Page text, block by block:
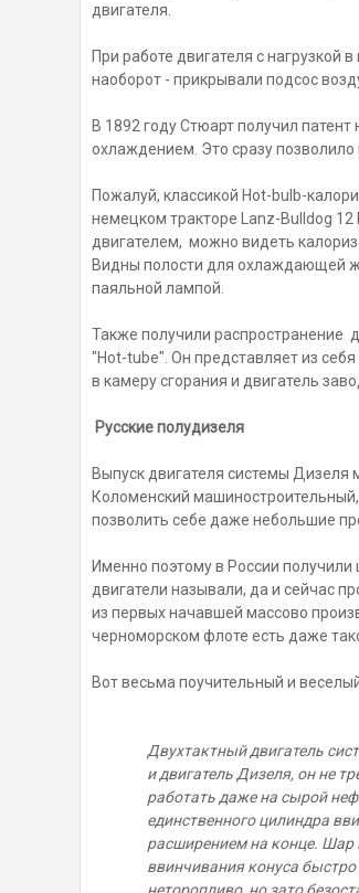
двигателя.
При работе двигателя с нагрузкой
наоборот - прикрывали подсос
В 1892 году Стюарт получил
охлаждением. Это сразу
Пожалуй, классикой Hot-bulb-
немецком тракторе Lanz-Bulldog
двигателем, можно видеть
Видны полости для охлаждающей
паяльной лампой.
Также получили распространение
"Hot-tube". Он представляет из
в камеру сгорания и двигатель
Русские полудизеля
Выпуск двигателя системы Дизеля
Коломенский
позволить себе даже небольшие
Именно поэтому в России
двигатели называли, да и сейчас
из первых начавшей массово
черноморском флоте есть даже
Вот весьма поучительный и
Двухтактный двигатель
и двигатель Дизеля, он не
работать даже на сырой
единственного цилиндра
расширением на конце. Шар
ввинчивания конуса